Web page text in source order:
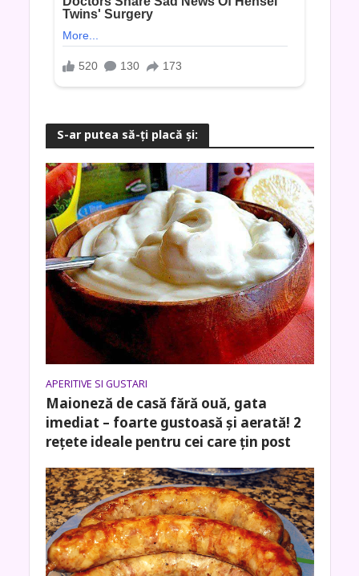
S-ar putea să-ţi placă şi:
APERITIVE SI GUSTARI
Maioneză de casă fără ouă, gata
imediat – foarte gustoasă și aerată! 2
rețete ideale pentru cei care țin post